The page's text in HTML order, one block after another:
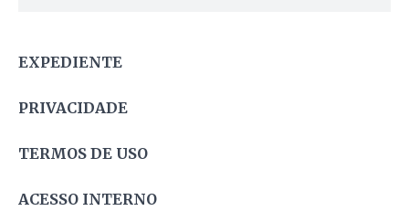
EXPEDIENTE
PRIVACIDADE
TERMOS DE USO
ACESSO INTERNO